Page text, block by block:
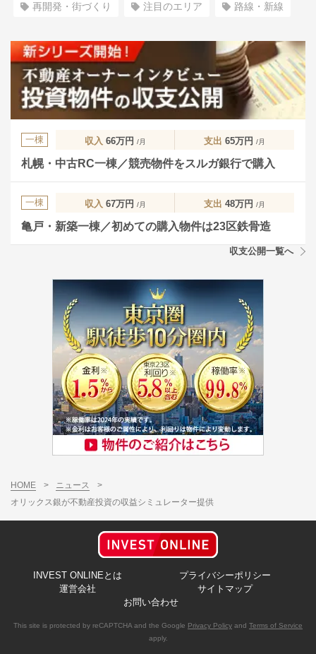
再開発・街づくり 注目のエリア 路線・新線
一棟 収入 66万円 /月 支出 65万円 /月
札幌・中古RC一棟／競売物件をスルガ銀行で購入
一棟 収入 67万円 /月 支出 48万円 /月
亀戸・新築一棟／初めての購入物件は23区鉄骨造
収支公開一覧へ
HOME > ニュース
>
オリックス銀が不動産投資の収益シミュレーター提供
INVEST ONLINEとは
プライバシーポリシー
運営会社
サイトマップ
お問い合わせ
This site is protected by reCAPTCHA and the Google Privacy Policy and Terms of Service
apply.